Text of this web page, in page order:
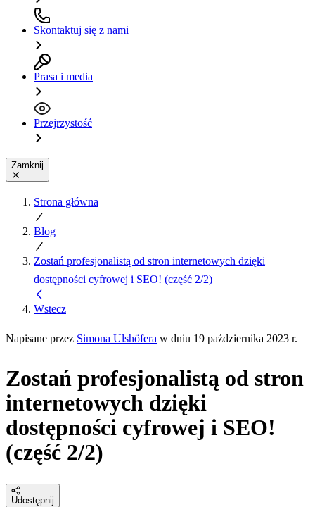
Skontaktuj się z nami
Prasa i media
Przejrzystość
Zamknij
Strona główna
Blog
Zostań profesjonalistą od stron internetowych dzięki
dostępności cyfrowej i SEO! (część 2/2)
Wstecz
Napisane przez Simona Ulshöfera w dniu 19 października 2023 r.
Zostań profesjonalistą od stron
internetowych dzięki
dostępności cyfrowej i SEO!
(część 2/2)
Udostępnij